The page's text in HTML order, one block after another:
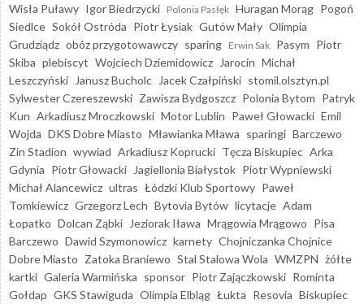
Wisła Puławy Igor Biedrzycki Polonia Pasłęk Huragan Morąg Pogoń
Siedlce Sokół Ostróda Piotr Łysiak Gutów Mały Olimpia
Grudziądz obóz przygotowawczy sparing Erwin Sak Pasym Piotr
Skiba plebiscyt Wojciech Dziemidowicz Jarocin Michał
Leszczyński
Janusz Bucholc Jacek Czałpiński stomil.olsztyn.pl
Sylwester Czereszewski Zawisza Bydgoszcz Polonia Bytom Patryk
Kun Arkadiusz Mroczkowski Motor Lublin Paweł Głowacki Emil
Wojda DKS Dobre Miasto Mławianka Mława sparingi Barczewo
Zin Stadion wywiad Arkadiusz Koprucki Tęcza Biskupiec Arka
Gdynia Piotr Głowacki Jagiellonia Białystok Piotr Wypniewski
Michał Alancewicz ultras Łódzki Klub Sportowy Paweł
Tomkiewicz Grzegorz Lech Bytovia Bytów licytacje Adam
Łopatko Dolcan Ząbki Jeziorak Iława Mrągowia Mrągowo Pisa
Barczewo Dawid Szymonowicz karnety Chojniczanka Chojnice
Dobre Miasto Zatoka Braniewo Stal Stalowa Wola WMZPN żółte
kartki Galeria Warmińska sponsor Piotr Zajączkowski Rominta
Gołdap GKS Stawiguda Olimpia Elbląg Łukta Resovia Biskupiec